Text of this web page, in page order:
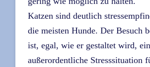
Katzen sind deutlich
die meisten Hunde. Der Besuch
ist, egal, wie er gestaltet wird,
außerordentliche Stresssituation